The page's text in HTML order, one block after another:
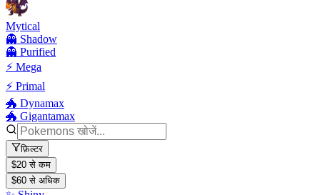
Mytical
👻 Shadow
👻 Purified
⚡ Mega
⚡ Primal
🐲 Dynamax
🐲 Gigantamax
फ़िल्टर
$20 से कम
$60 से अधिक